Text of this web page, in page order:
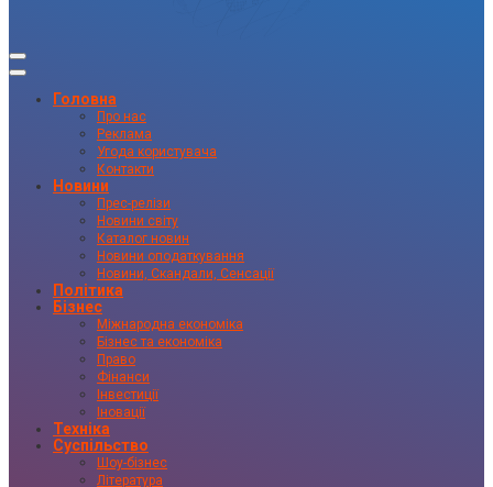
Головна
Про нас
Реклама
Угода користувача
Контакти
Новини
Прес-релізи
Новини світу
Каталог новин
Новини оподаткування
Новини, Скандали, Сенсації
Політика
Бізнес
Міжнародна економіка
Бізнес та економіка
Право
Фінанси
Інвестиції
Іновації
Техніка
Суспільство
Шоу-бізнес
Література